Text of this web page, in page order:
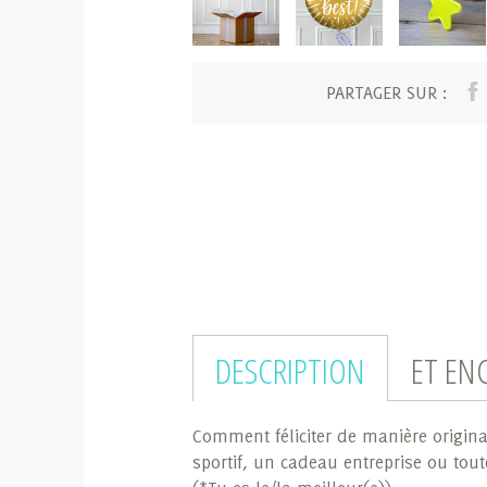
PARTAGER SUR :
DESCRIPTION ET
Comment féliciter de manière
sportif, un cadeau entreprise ou